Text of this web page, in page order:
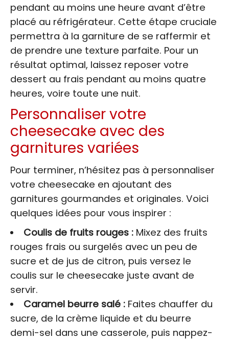
pendant au moins une heure avant d’être
placé au réfrigérateur. Cette étape cruciale
permettra à la garniture de se raffermir et
de prendre une texture parfaite. Pour un
résultat optimal, laissez reposer votre
dessert au frais pendant au moins quatre
heures, voire toute une nuit.
Personnaliser votre
cheesecake avec des
garnitures variées
Pour terminer, n’hésitez pas à personnaliser
votre cheesecake en ajoutant des
garnitures gourmandes et originales. Voici
quelques idées pour vous inspirer :
Coulis de fruits rouges :Mixez des fruits
rouges frais ou surgelés avec un peu de
sucre et de jus de citron, puis versez le
coulis sur le cheesecake juste avant de
servir.
Caramel beurre salé :Faites chauffer du
sucre, de la crème liquide et du beurre
demi-sel dans une casserole, puis nappez-